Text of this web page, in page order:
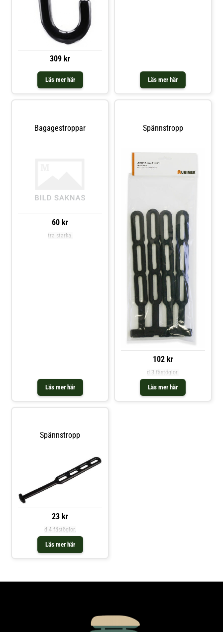
309 kr
Läs mer här Läs mer här
Bagagestroppar
60 kr
Läs mer här
tra starka.
Spännstropp
102 kr
Läs mer här
d 3 fästöglor.
Spännstropp
23 kr
Läs mer här
d 4 fästöglor.